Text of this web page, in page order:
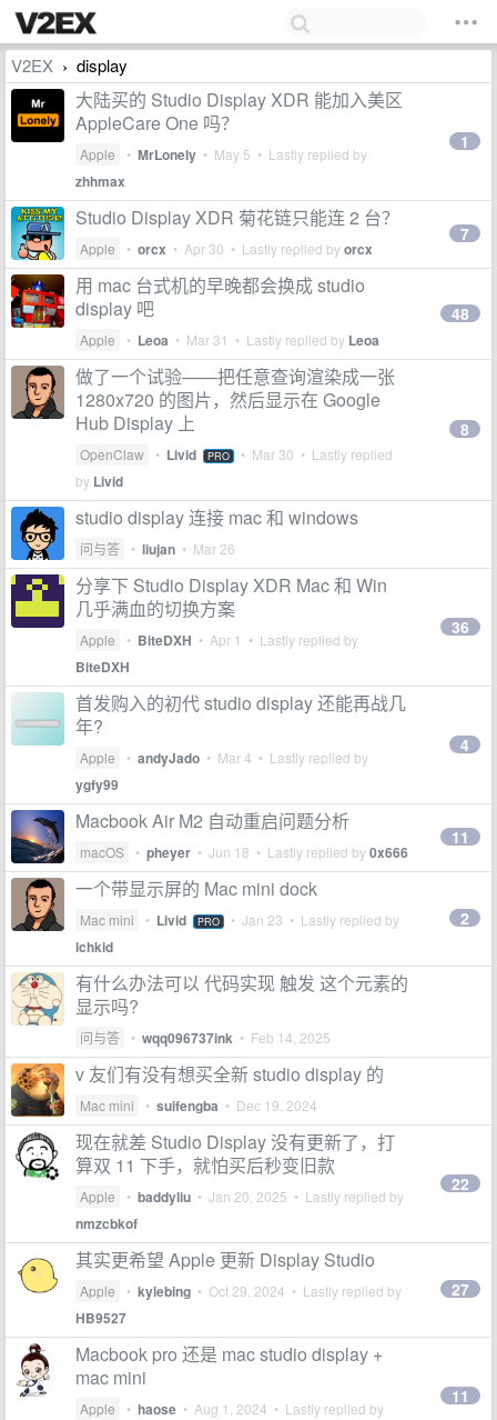
V2EX › display
大陆买的 Studio Display XDR 能加入美区
AppleCare One 吗？
Apple • MrLonely • May 5 • Lastly replied by
zhhmax
1
Studio Display XDR 菊花链只能连 2 台？
Apple • orcx • Apr 30 • Lastly replied byorcx
7
用 mac 台式机的早晚都会换成 studio
display 吧
Apple • Leoa • Mar 31 • Lastly replied by Leoa
48
做了一个试验——把任意查询渲染成一张
1280x720 的图片，然后显示在 Google
Hub Display 上
OpenClaw • Livid PRO • Mar 30 • Lastly replied
by Livid
8
studio display 连接 mac 和 windows
问与答 • liujan • Mar 26
分享下 Studio Display XDR Mac 和 Win
几乎满血的切换方案
Apple • BiteDXH • Apr 1 • Lastly replied by
BiteDXH
36
首发购入的初代 studio display 还能再战几
年?
Apple • andyJado • Mar 4 • Lastly replied by
ygfy99
4
Macbook Air M2 自动重启问题分析
macOS • pheyer • Jun 18 • Lastly replied by0x666
11
一个带显示屏的 Mac mini dock
Mac mini • Livid PRO • Jan 23 • Lastly replied by
lchkid
2
有什么办法可以 代码实现 触发 这个元素的
显示吗?
问与答 • wqq096737ink • Feb 14, 2025
v 友们有没有想买全新 studio display 的
Mac mini • suifengba • Dec 19, 2024
现在就差 Studio Display 没有更新了，打
算双 11 下手，就怕买后秒变旧款
Apple • baddyliu • Jan 20, 2025 • Lastly replied by
nmzcbkof
22
其实更希望 Apple 更新 Display Studio
Apple • kylebing • Oct 29, 2024 • Lastly replied by
HB9527
27
Macbook pro 还是 mac studio display +
mac mini
Apple • haose • Aug 1, 2024 • Lastly replied by
11